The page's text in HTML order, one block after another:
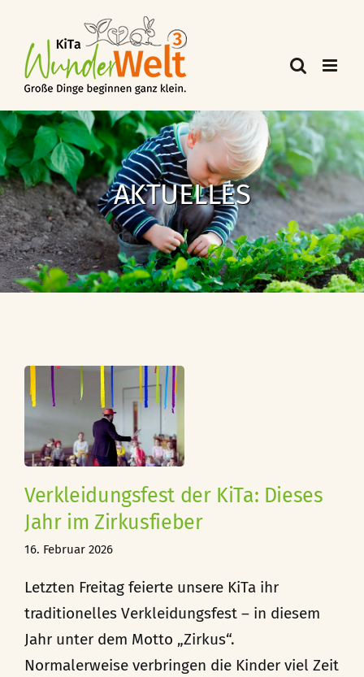
AKTUELLES
Verkleidungsfest der KiTa: Dieses
Jahr im Zirkusfieber
16. Februar 2026
Letzten Freitag feierte unsere KiTa ihr
traditionelles Verkleidungsfest – in diesem
Jahr unter dem Motto „Zirkus“.
Normalerweise verbringen die Kinder viel Zeit